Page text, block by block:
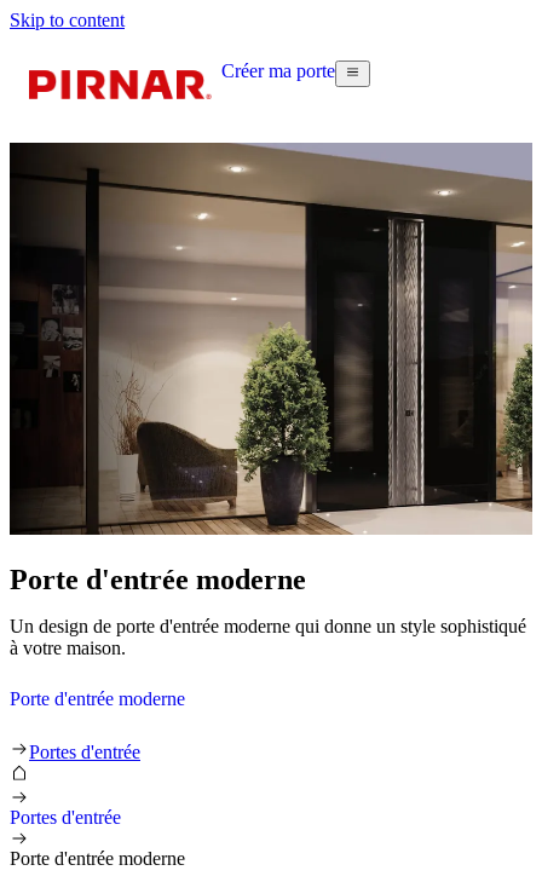
Skip to content
Créer ma porte
Porte d'entrée moderne
Un design de porte d'entrée moderne qui donne un style sophistiqué
à votre maison.
Porte d'entrée moderne
Porte d'entrée moderne
Portes d'entrée
Portes d'entrée
Porte d'entrée moderne